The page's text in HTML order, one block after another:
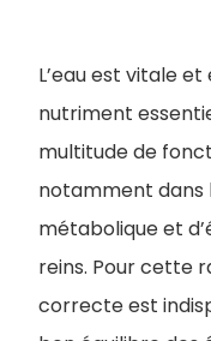
L’eau est vitale
nutriment
multitude de
notamment dans
métabolique et
reins. Pour cette
correcte est